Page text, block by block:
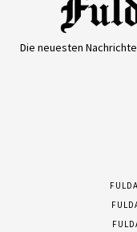
Die neuesten